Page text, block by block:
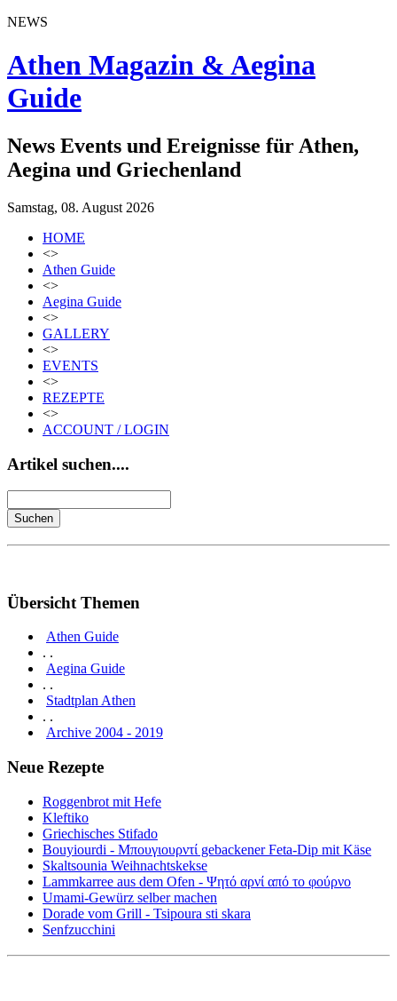
NEWS
Athen Magazin & Aegina
Guide
News Events und Ereignisse für Athen,
Aegina und Griechenland
Samstag, 08. August 2026
HOME
<>
Athen Guide
<>
Aegina Guide
<>
GALLERY
<>
EVENTS
<>
REZEPTE
<>
ACCOUNT / LOGIN
Artikel suchen....
Übersicht Themen
Athen Guide
. .
Aegina Guide
. .
Stadtplan Athen
. .
Archive 2004 - 2019
Neue Rezepte
Roggenbrot mit Hefe
Kleftiko
Griechisches Stifado
Bouyiourdi - Μπουγιουρντί gebackener Feta-Dip mit Käse
Skaltsounia Weihnachtskekse
Lammkarree aus dem Ofen - Ψητό αρνί από το φούρνο
Umami-Gewürz selber machen
Dorade vom Grill - Tsipoura sti skara
Senfzucchini